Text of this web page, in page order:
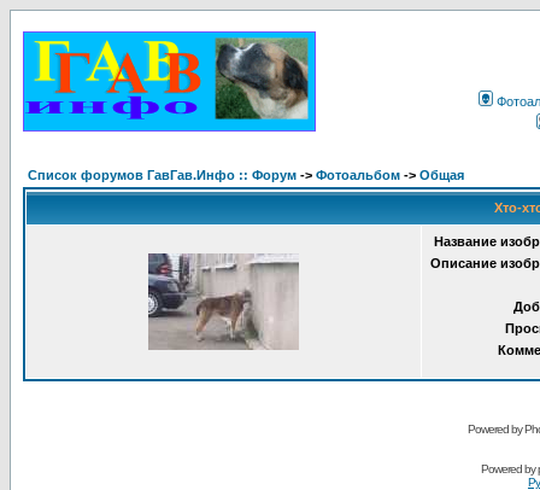
Список форумов ГавГав.Инфо :: Форум -> Фотоальбом -> Общая
Хто-
Название
Описание
Powered by
Powered by